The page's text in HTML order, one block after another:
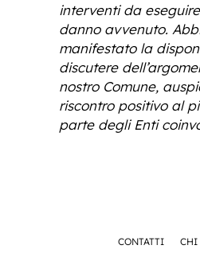
interventi da
danno avvenuto.
manifestato la
discutere
nostro Comune,
riscontro positivo al
parte degli Enti
CONTATTI CHI